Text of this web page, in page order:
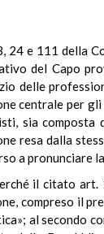
24 e 111 della
del Capo
delle
centrale per
sia composta
resa dalla
a pronunciare
il citato
compreso il
al secondo